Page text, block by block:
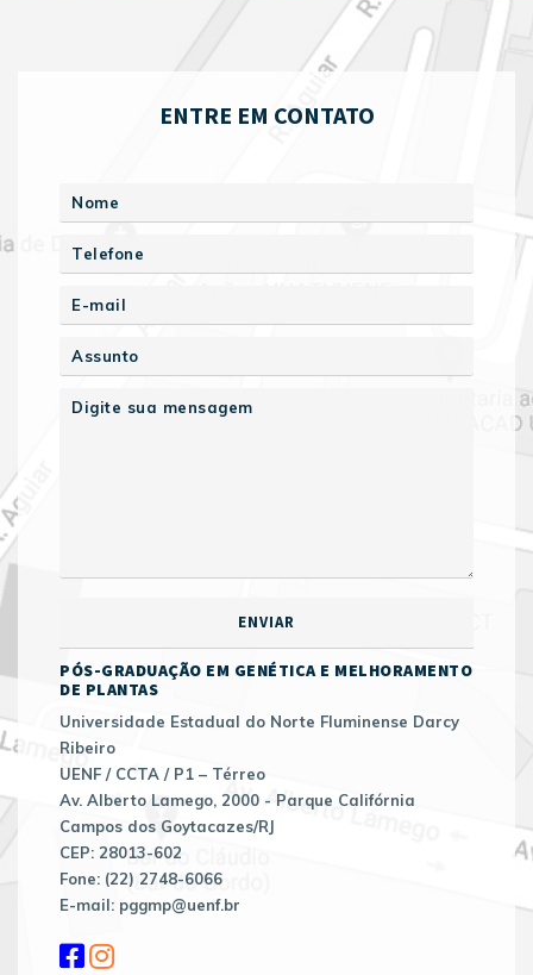
ENTRE EM CONTATO
PÓS-GRADUAÇÃO EM GENÉTICA E MELHORAMENTO
DE PLANTAS
Universidade Estadual do Norte Fluminense Darcy
Ribeiro
UENF / CCTA / P1 – Térreo
Av. Alberto Lamego, 2000 - Parque Califórnia
Campos dos Goytacazes/RJ
CEP: 28013-602
Fone: (22) 2748-6066
E-mail: pggmp@uenf.br